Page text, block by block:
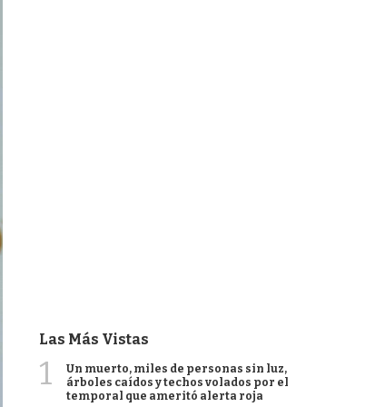
Las Más Vistas
1
Un muerto, miles de personas sin luz,
árboles caídos y techos volados por el
temporal que ameritó alerta roja